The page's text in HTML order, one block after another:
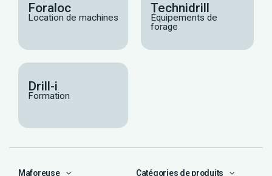
Foraloc
Location de machines
Technidrill
Équipements de
forage
Drill-i
Formation
Maforeuse Catégories de produits